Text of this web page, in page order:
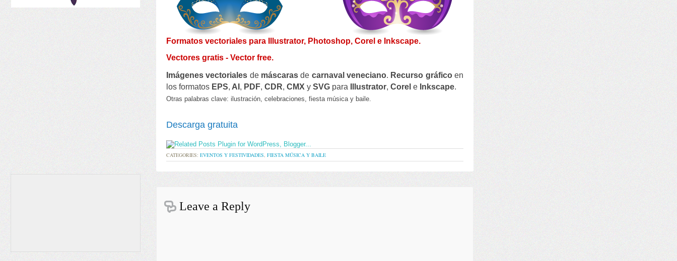
Formatos vectoriales para Illustrator, Photoshop, Corel e Inkscape.
Vectores gratis - Vector free.
Imágenes vectoriales de máscaras de carnaval veneciano. Recurso gráficoen
los formatos EPS, AI , PDF, CDR, CMX y SVG para Illustrator, Corel e Inkscape.
Otras palabras clave: ilustración, celebraciones, fiesta música y baile.
Descarga gratuita
CATEGORIES: EVENTOS Y FESTIVIDADES, FIESTA MÚSICA Y BAILE
Leave a Reply